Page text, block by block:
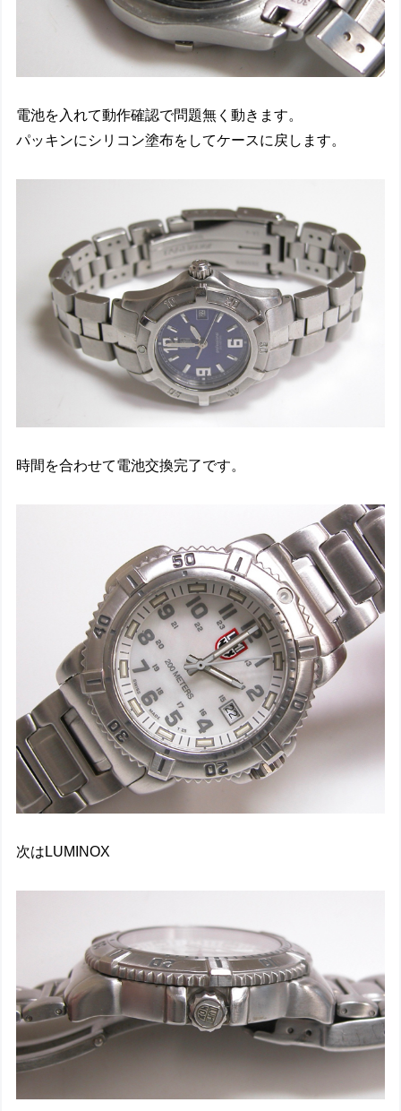
電池を入れて動作確認で問題無く動きます。
パッキンにシリコン塗布をしてケースに戻します。
時間を合わせて電池交換完了です。
次はLUMINOX